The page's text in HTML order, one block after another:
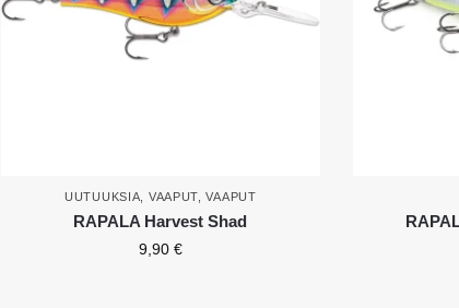
UUTUUKSIA VAAPUT ,VAAPUT
RAPALA Harvest Shad
9,90 €